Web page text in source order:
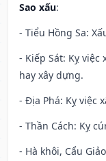
Sao xấu:
- Tiểu Hồng Sa:
- Kiếp Sát: Kỵ
hay xây dựng.
- Địa Phá: Kỵ việc
- Thần Cách: Kỵ
- Hà khôi, Cẩu